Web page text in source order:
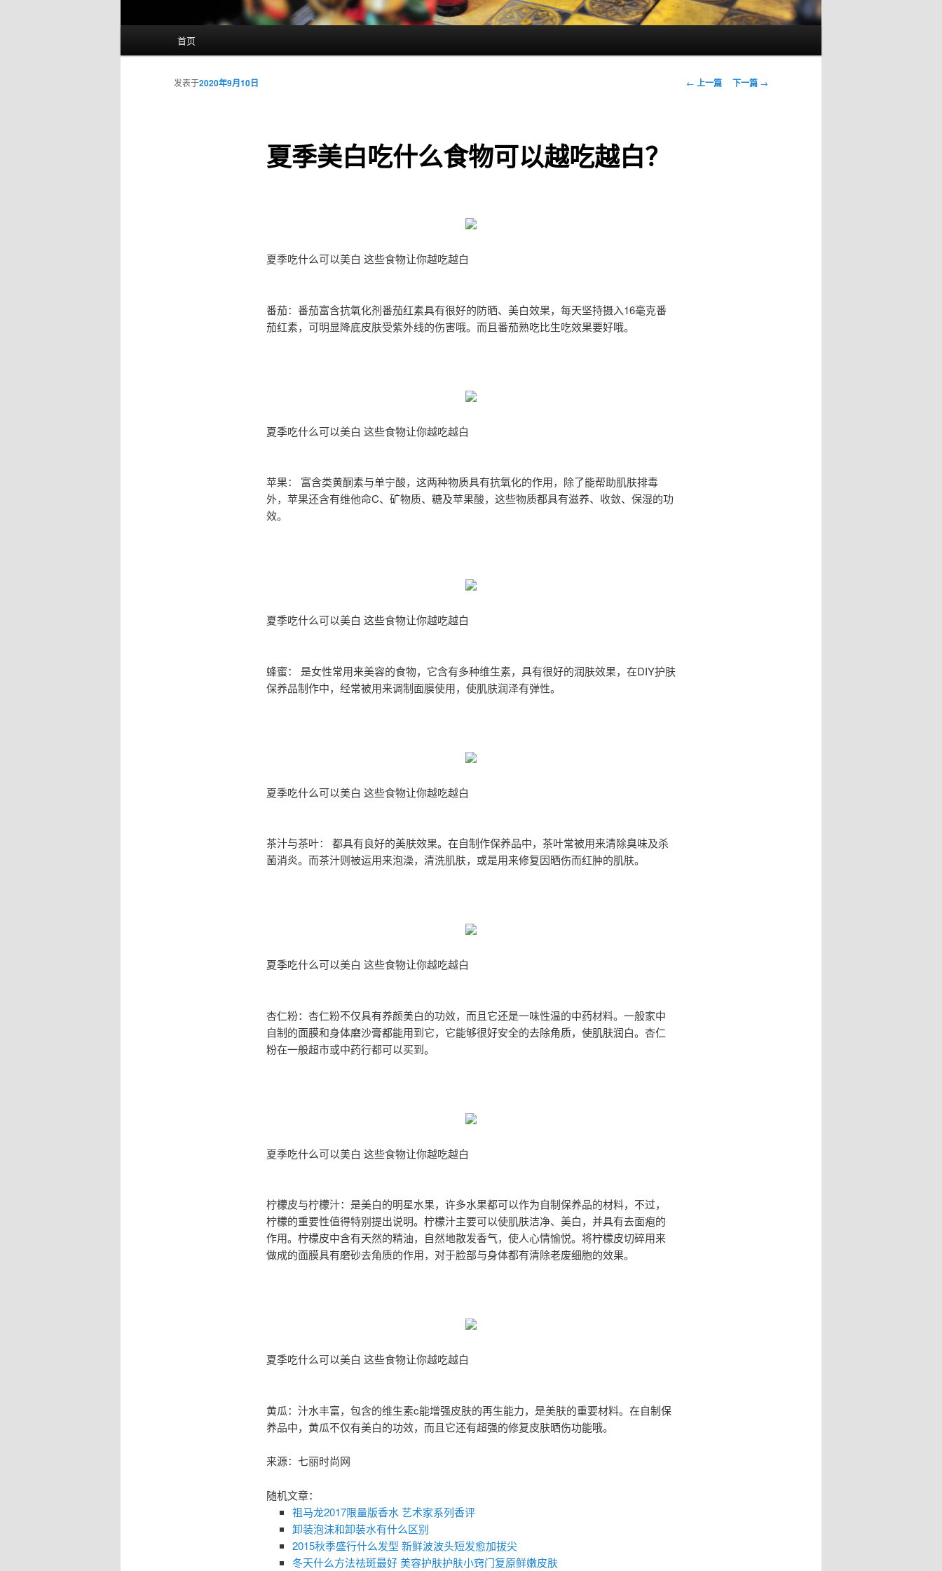
首页
文
← 上一篇 下一篇 →
夏季美白吃什么食物可以越吃越白？
发表于2020年9月10日
夏季吃什么可以美白 这些食物让你越吃越白
番茄：番茄富含抗氧化剂番茄红素具有很好的防晒、美白效果，每天坚持摄入16毫克番
茄红素，可明显降底皮肤受紫外线的伤害哦。而且番茄熟吃比生吃效果要好哦。
夏季吃什么可以美白 这些食物让你越吃越白
苹果： 富含类黄酮素与单宁酸，这两种物质具有抗氧化的作用，除了能帮助肌肤排毒
外，苹果还含有维他命C、矿物质、糖及苹果酸，这些物质都具有滋养、收敛、保湿的功
效。
夏季吃什么可以美白 这些食物让你越吃越白
蜂蜜： 是女性常用来美容的食物，它含有多种维生素，具有很好的润肤效果，在DIY护肤
保养品制作中，经常被用来调制面膜使用，使肌肤润泽有弹性。
夏季吃什么可以美白 这些食物让你越吃越白
茶汁与茶叶： 都具有良好的美肤效果。在自制作保养品中，茶叶常被用来清除臭味及杀
菌消炎。而茶汁则被运用来泡澡，清洗肌肤，或是用来修复因晒伤而红肿的肌肤。
夏季吃什么可以美白 这些食物让你越吃越白
杏仁粉：杏仁粉不仅具有养颜美白的功效，而且它还是一味性温的中药材料。一般家中
自制的面膜和身体磨沙膏都能用到它，它能够很好安全的去除角质，使肌肤润白。杏仁
粉在一般超市或中药行都可以买到。
夏季吃什么可以美白 这些食物让你越吃越白
柠檬皮与柠檬汁：是美白的明星水果，许多水果都可以作为自制保养品的材料，不过，
柠檬的重要性值得特别提出说明。柠檬汁主要可以使肌肤洁净、美白，并具有去面疱的
作用。柠檬皮中含有天然的精油，自然地散发香气，使人心情愉悦。将柠檬皮切碎用来
做成的面膜具有磨砂去角质的作用，对于脸部与身体都有清除老废细胞的效果。
夏季吃什么可以美白 这些食物让你越吃越白
黄瓜：汁水丰富，包含的维生素c能增强皮肤的再生能力，是美肤的重要材料。在自制保
养品中，黄瓜不仅有美白的功效，而且它还有超强的修复皮肤晒伤功能哦。
来源：七丽时尚网
随机文章：
祖马龙2017限量版香水 艺术家系列香评
卸装泡沫和卸装水有什么区别
2015秋季盛行什么发型 新鲜波波头短发愈加拔尖
冬天什么方法祛斑最好 美容护肤护肤小窍门复原鲜嫩皮肤